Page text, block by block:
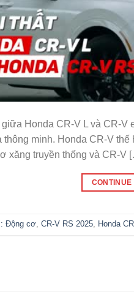
Honda CR-V L và CR-
minh. Honda CR-V
xăng truyền thống và CR-V
: Động cơ, CR-V RS 2025, Honda